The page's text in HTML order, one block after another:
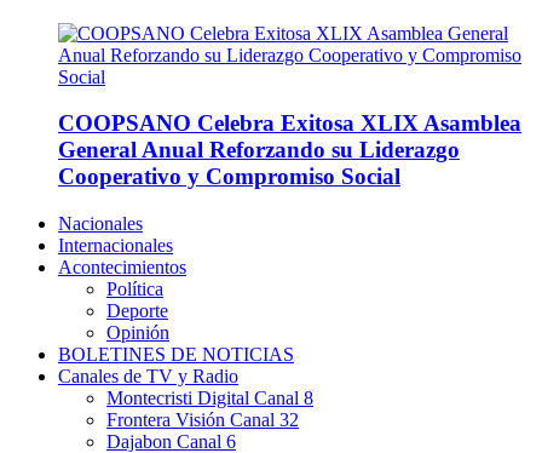
COOPSANO Celebra Exitosa XLIX Asamblea
General Anual Reforzando su Liderazgo
Cooperativo y Compromiso Social
Nacionales
Internacionales
Acontecimientos
Política
Deporte
Opinión
BOLETINES DE NOTICIAS
Canales de TV y Radio
Montecristi Digital Canal 8
Frontera Visión Canal 32
Dajabon Canal 6